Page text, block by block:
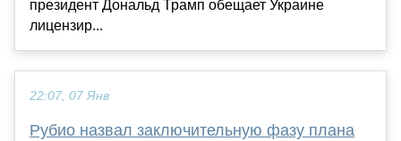
президент Дональд Трамп обещает Украине
лицензир...
22:07, 07 Янв
Рубио назвал заключительную фазу плана